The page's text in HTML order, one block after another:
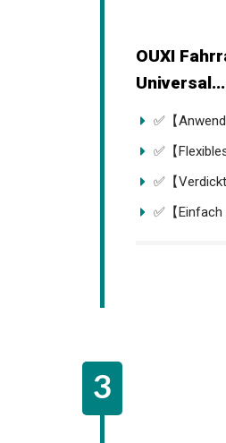
OUXI
Universal...
✅【
✅【
✅【
✅【Einfach